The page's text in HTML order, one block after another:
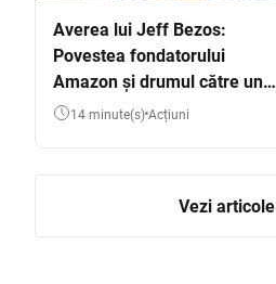
Averea lui Jeff Bezos:
Povestea fondatorului
Amazon și drumul către una
dintre cele mai mari averi
14 minute(s) Acțiuni
Vezi articole